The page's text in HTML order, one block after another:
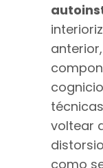
voltear
como